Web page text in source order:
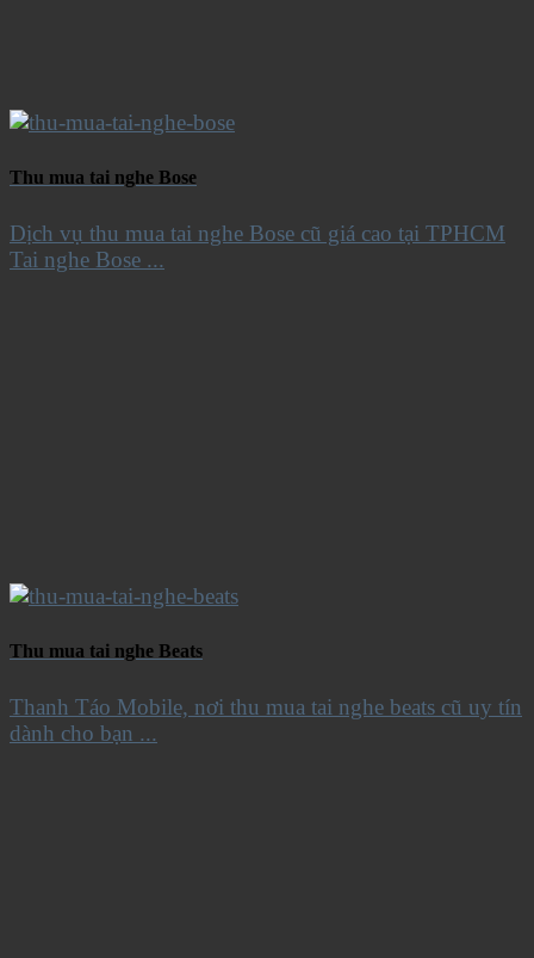
Thu mua tai nghe Bose
Dịch vụ thu mua tai nghe Bose cũ giá cao tại TPHCM
Tai nghe Bose ...
Thu mua tai nghe Beats
Thanh Táo Mobile, nơi thu mua tai nghe beats cũ uy tín
dành cho bạn ...